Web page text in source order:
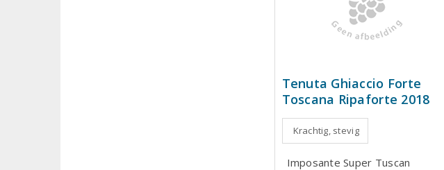
Tenuta Ghiaccio Forte
Toscana Ripaforte 2018
Krachtig, stevig
Imposante Super Tuscan